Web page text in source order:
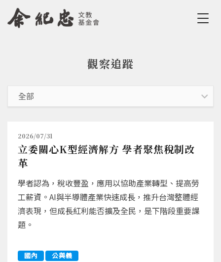
Jump to Navigation
Jump to Main content
觀察追蹤
2026/07/31
立委關心K型經濟解方 學者聚焦稅制改
革
學者認為，稅收豐盈，應用以協助產業轉型、提高勞
工薪資。AI與半導體產業快速成長，推升台灣整體經
濟表現，但成長紅利能否擴及全民，是下階段重要課
題。
國內 公與義